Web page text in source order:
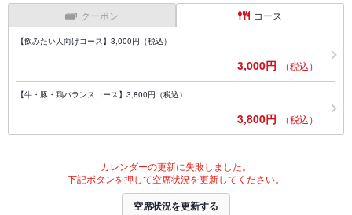
クーポン コース
【飲みたい人向けコース】3,000円（税込）
3,000円 （税込）
【牛・豚・鶏バランスコース】3,800円（税込）
3,800円 （税込）
カレンダーの更新に失敗しました。
下記ボタンを押して空席状況を更新してください。
空席状況を更新する